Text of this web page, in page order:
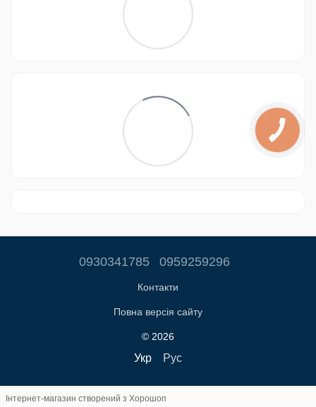
0930341785 0959259296
Контакти
Повна версія сайту
© 2026
Укр Рус
Інтернет-магазин створений з Хорошоп